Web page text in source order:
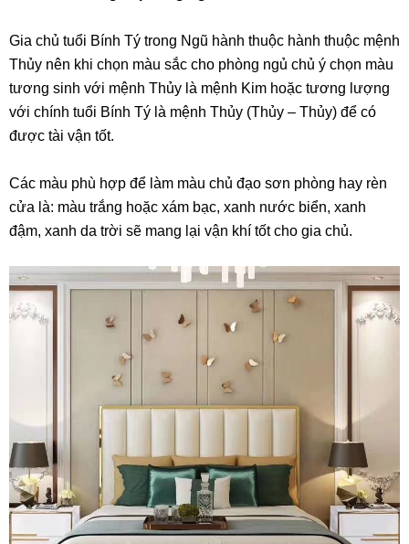
Gia chủ tuổi Bính Tý trong Ngũ hành thuộc hành thuộc mệnh
Thủy nên khi chọn màu sắc cho phòng ngủ chủ ý chọn màu
tương sinh với mệnh Thủy là mệnh Kim hoặc tương lượng
với chính tuổi Bính Tý là mệnh Thủy (Thủy – Thủy) để có
được tài vận tốt.
Các màu phù hợp để làm màu chủ đạo sơn phòng hay rèn
cửa là: màu trắng hoặc xám bạc, xanh nước biển, xanh
đậm, xanh da trời sẽ mang lại vận khí tốt cho gia chủ.